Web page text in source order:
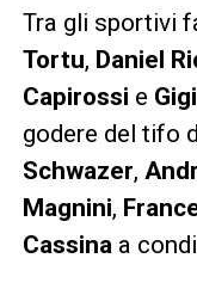
Tra gli sportivi
Tortu, Daniel
Capirossi e
godere del tifo
Schwazer,
Magnini,
Cassina a